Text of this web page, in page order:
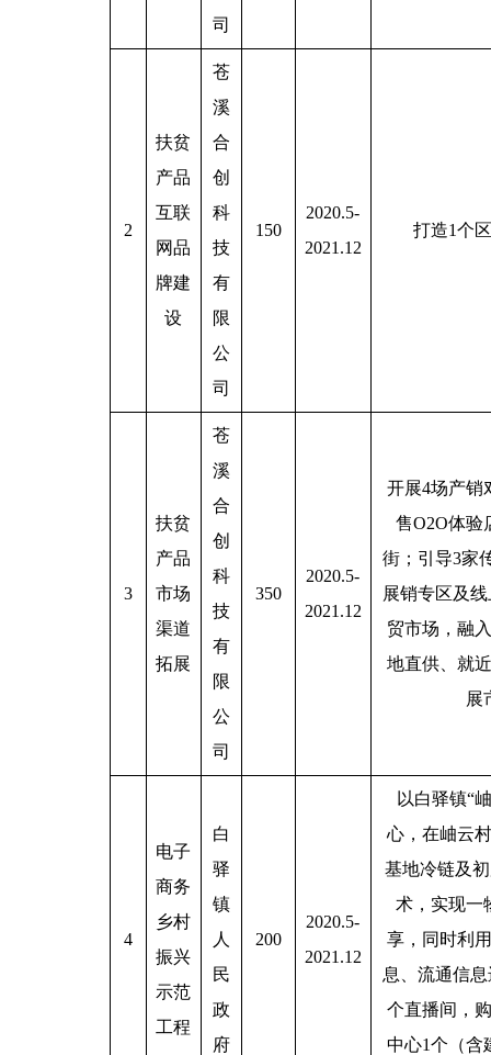
司
2
扶贫
产品
互联
网品
牌建
设
苍
溪
合
创
科
技
有
限
公
司
150
2020.5-
2021.12
打造1个
3
扶贫
产品
市场
渠道
拓展
苍
溪
合
创
科
技
有
限
公
司
350
2020.5-
2021.12
开展4场产销
售O2O体验
街；引导3家
展销专区及
贸市场，融
地直供、就
展
4
电子
商务
乡村
振兴
示范
工程
白
驿
镇
人
民
政
府
200
2020.5-
2021.12
以白驿镇“
心，在岫云
基地冷链及
术，实现一
享，同时利
息、流通信
个直播间，
中心1个（含